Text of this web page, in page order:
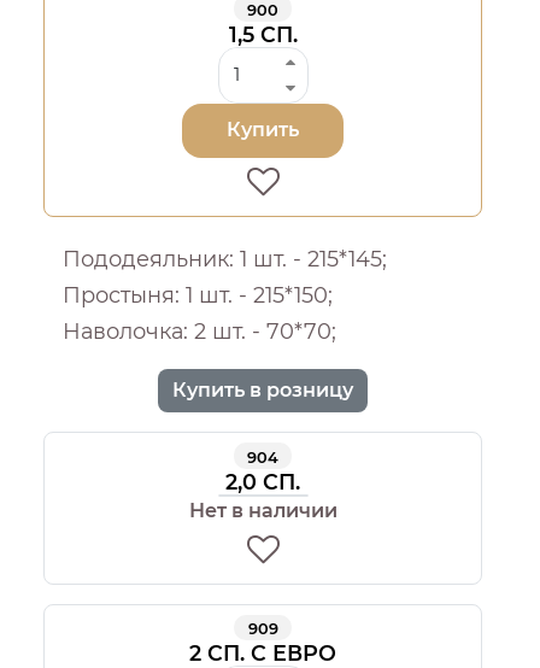
900
1,5 СП.
Купить
Пододеяльник: 1 шт. - 215*145;
Простыня: 1 шт. - 215*150;
Наволочка: 2 шт. - 70*70;
Купить в розницу
904
2,0 СП.
Нет в наличии
909
2 СП. С ЕВРО